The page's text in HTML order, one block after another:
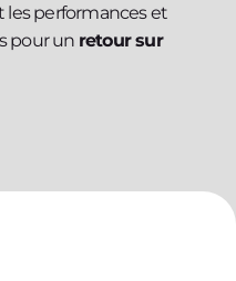
les performances et
pour un retour sur